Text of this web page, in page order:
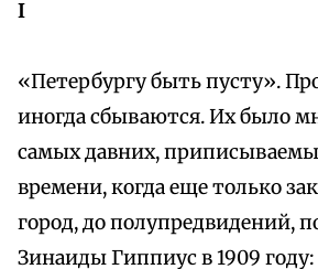
I
«Петербургу быть пусту».
иногда сбываются. Их было
самых давних,
времени, когда еще только
город, до полупредвидений,
Зинаиды Гиппиус в 1909 году: